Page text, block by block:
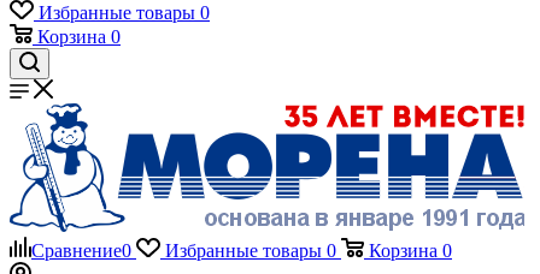
Избранные товары 0
Корзина 0
Сравнение0 Избранные товары 0 Корзина 0